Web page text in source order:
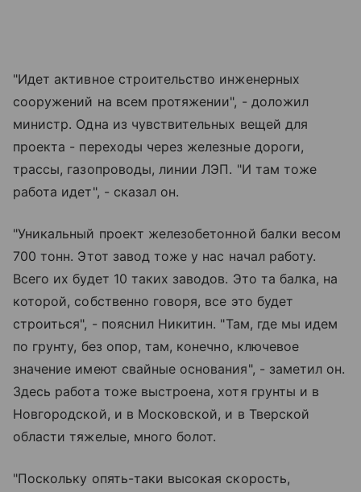
"Идет активное строительство инженерных
сооружений на всем протяжении", - доложил
министр. Одна из чувствительных вещей для
проекта - переходы через железные дороги,
трассы, газопроводы, линии ЛЭП. "И там тоже
работа идет", - сказал он.
"Уникальный проект железобетонной балки весом
700 тонн. Этот завод тоже у нас начал работу.
Всего их будет 10 таких заводов. Это та балка, на
которой, собственно говоря, все это будет
строиться", - пояснил Никитин. "Там, где мы идем
по грунту, без опор, там, конечно, ключевое
значение имеют свайные основания", - заметил он.
Здесь работа тоже выстроена, хотя грунты и в
Новгородской, и в Московской, и в Тверской
области тяжелые, много болот.
"Поскольку опять-таки высокая скорость,